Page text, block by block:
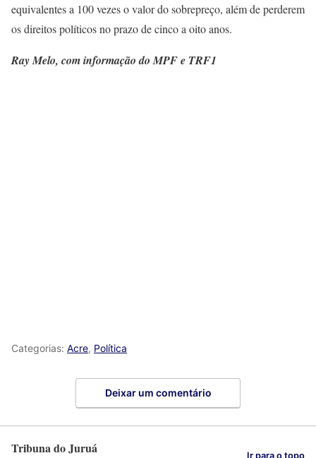
equivalentes a 100 vezes o valor do sobrepreço, além de perderem
os direitos políticos no prazo de cinco a oito anos.
Ray Melo, com informação do MPF e TRF1
Categorias: Acre, Política
Deixar um comentário
Tribuna do Juruá Ir para o topo